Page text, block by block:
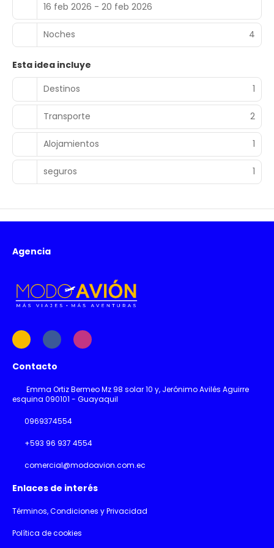
16 feb 2026 - 20 feb 2026
Noches 4
Esta idea incluye
Destinos
1
Transporte 2
Alojamientos 1
seguros 1
Agencia
Contacto
Emma Ortiz Bermeo Mz 98 solar 10 y, Jerónimo Avilés Aguirre
esquina 090101 - Guayaquil
0969374554
+593 96 937 4554
comercial@modoavion.com.ec
Enlaces de interés
Términos, Condiciones y Privacidad
Política de cookies